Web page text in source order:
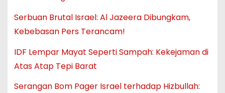
Serbuan Brutal Israel: Al Jazeera Dibungkam,
Kebebasan Pers Terancam!
IDF Lempar Mayat Seperti Sampah: Kekejaman di
Atas Atap Tepi Barat
Serangan Bom Pager Israel terhadap Hizbullah: